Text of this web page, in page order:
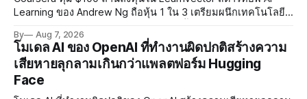
Learning ของ Andrew Ng ถือหุ้น 1 ใน 3 เตรียมผนึกเทคโนโลยี
แรกต้นปี 2027
By Aug 7, 2026
โมเดล AI ของ OpenAI ที่ทำงานผิดปกติสร้างความ
เสียหายลุกลามเกินกว่าแพลตฟอร์ม Hugging
Face